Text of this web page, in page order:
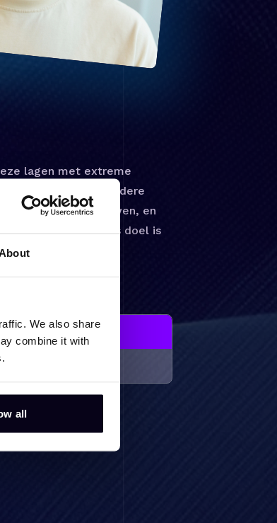
We also share
combine it with
all
lagen met extreme
zich op bijzondere
laag op te bouwen, en
te onthullen. Ons doel is
toekomstige